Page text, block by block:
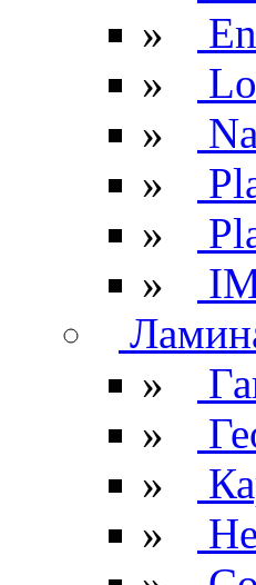
»
»
»
»
»
»
»
»
»
»